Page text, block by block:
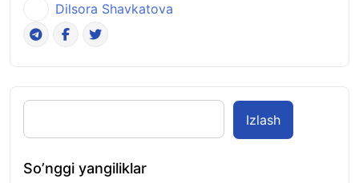
Dilsora Shavkatova
Izlash
So’nggi yangiliklar